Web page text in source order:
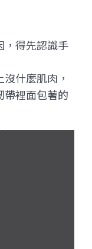
，得先認識手
什麼肌肉，
帶裡面包著的